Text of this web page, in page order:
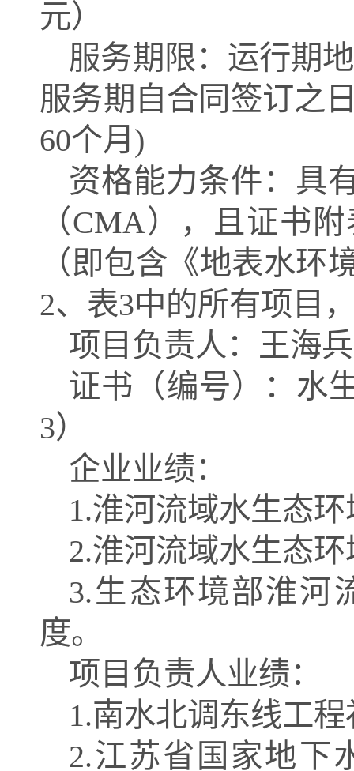
元）
服务期限：运行期
服务期自合同签订之
60个月)
资格能力条件：具
（CMA），且证书
（即包含《地表水环
2、表3中的所有项目
项目负责人：王海兵
证书（编号）：水
3）
企业业绩：
1.淮河流域水生态
2.淮河流域水生态
3.生态环境部淮河
度。
项目负责人业绩：
1.南水北调东线工
2.江苏省国家地下